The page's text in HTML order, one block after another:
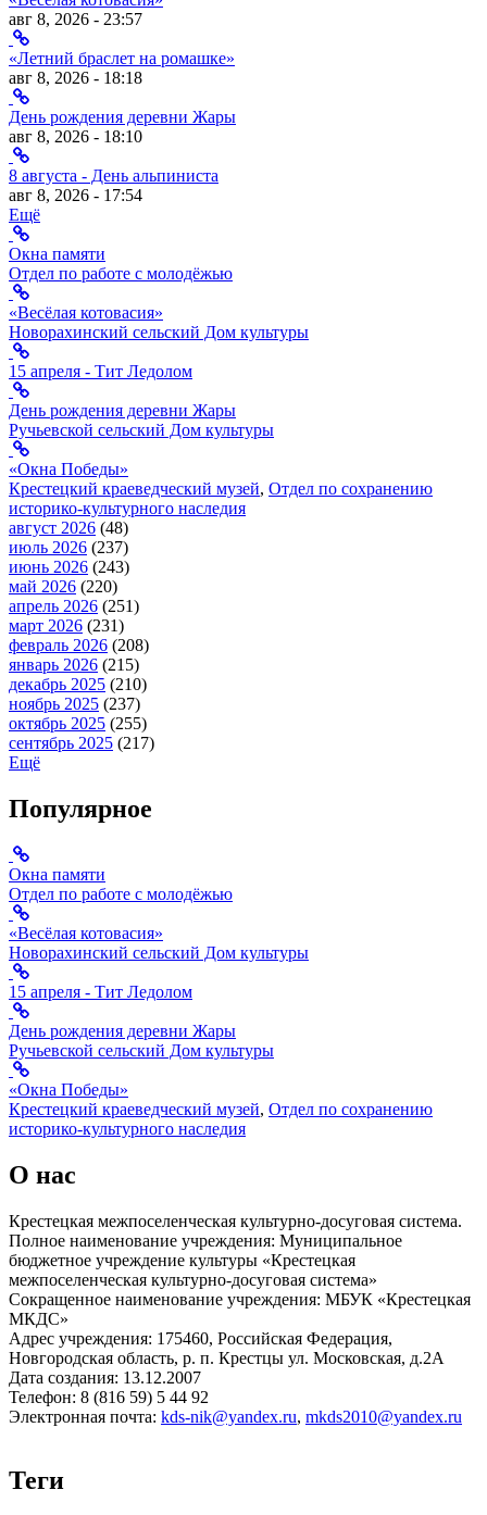
авг 8, 2026 - 23:57
«Летний браслет на ромашке»
авг 8, 2026 - 18:18
День рождения деревни Жары
авг 8, 2026 - 18:10
8 августа - День альпиниста
авг 8, 2026 - 17:54
Ещё
Окна памяти
Отдел по работе с молодёжью
«Весёлая котовасия»
Новорахинский сельский Дом культуры
15 апреля - Тит Ледолом
День рождения деревни Жары
Ручьевской сельский Дом культуры
«Окна Победы»
Крестецкий краеведческий музей, Отдел по сохранению
историко-культурного наследия
август 2026 (48)
июль 2026 (237)
июнь 2026 (243)
май 2026 (220)
апрель 2026 (251)
март 2026 (231)
февраль 2026 (208)
январь 2026 (215)
декабрь 2025 (210)
ноябрь 2025 (237)
октябрь 2025 (255)
сентябрь 2025 (217)
Ещё
Популярное
Окна памяти
Отдел по работе с молодёжью
«Весёлая котовасия»
Новорахинский сельский Дом культуры
15 апреля - Тит Ледолом
День рождения деревни Жары
Ручьевской сельский Дом культуры
«Окна Победы»
Крестецкий краеведческий музей, Отдел по сохранению
историко-культурного наследия
О нас
Крестецкая межпоселенческая культурно-досуговая система.
Полное наименование учреждения: Муниципальное
бюджетное учреждение культуры «Крестецкая
межпоселенческая культурно-досуговая система»
Сокращенное наименование учреждения: МБУК «Крестецкая
МКДС»
Адрес учреждения: 175460, Российская Федерация,
Новгородская область, р. п. Крестцы ул. Московская, д.2А
Дата создания: 13.12.2007
Телефон: 8 (816 59) 5 44 92
Электронная почта: kds-nik@yandex.ru, mkds2010@yandex.ru
Теги